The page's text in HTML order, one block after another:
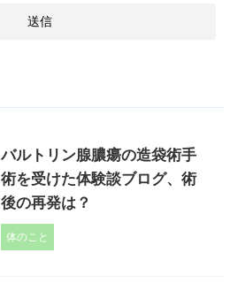
バルトリン腺膿瘍の造袋術手
術を受けた体験談ブログ、術
後の再発は？
体のこと